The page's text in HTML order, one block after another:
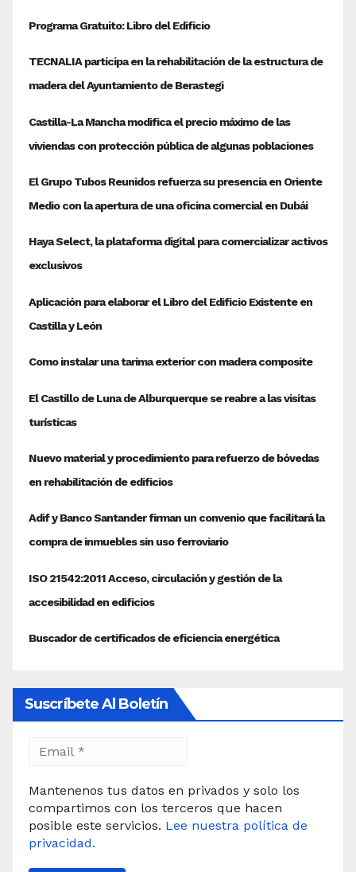
Suscríbete Al Boletín
Mantenenos tus datos en privados y solo los
compartimos con los terceros que hacen
posible este servicios. Lee nuestra política de
privacidad.